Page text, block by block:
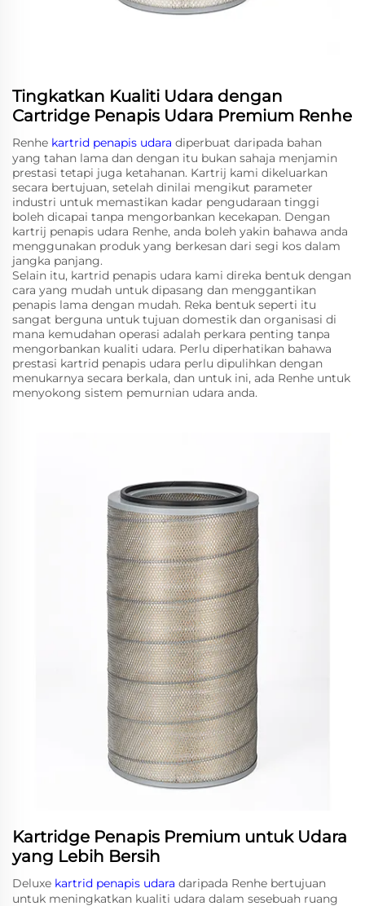
Tingkatkan Kualiti Udara dengan
Cartridge Penapis Udara Premium Renhe
Renhe kartrid penapis udara diperbuat daripada bahan
yang tahan lama dan dengan itu bukan sahaja menjamin
prestasi tetapi juga ketahanan. Kartrij kami dikeluarkan
secara bertujuan, setelah dinilai mengikut parameter
industri untuk memastikan kadar pengudaraan tinggi
boleh dicapai tanpa mengorbankan kecekapan. Dengan
kartrij penapis udara Renhe, anda boleh yakin bahawa anda
menggunakan produk yang berkesan dari segi kos dalam
jangka panjang.
Selain itu, kartrid penapis udara kami direka bentuk dengan
cara yang mudah untuk dipasang dan menggantikan
penapis lama dengan mudah. Reka bentuk seperti itu
sangat berguna untuk tujuan domestik dan organisasi di
mana kemudahan operasi adalah perkara penting tanpa
mengorbankan kualiti udara. Perlu diperhatikan bahawa
prestasi kartrid penapis udara perlu dipulihkan dengan
menukarnya secara berkala, dan untuk ini, ada Renhe untuk
menyokong sistem pemurnian udara anda.
Kartridge Penapis Premium untuk Udara
yang Lebih Bersih
Deluxe kartrid penapis udara daripada Renhe bertujuan
untuk meningkatkan kualiti udara dalam sesebuah ruang